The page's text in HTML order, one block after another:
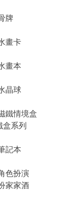
牌
畫卡
畫本
晶球
鐵情境盒
盒系列
記本
色扮演
家家酒